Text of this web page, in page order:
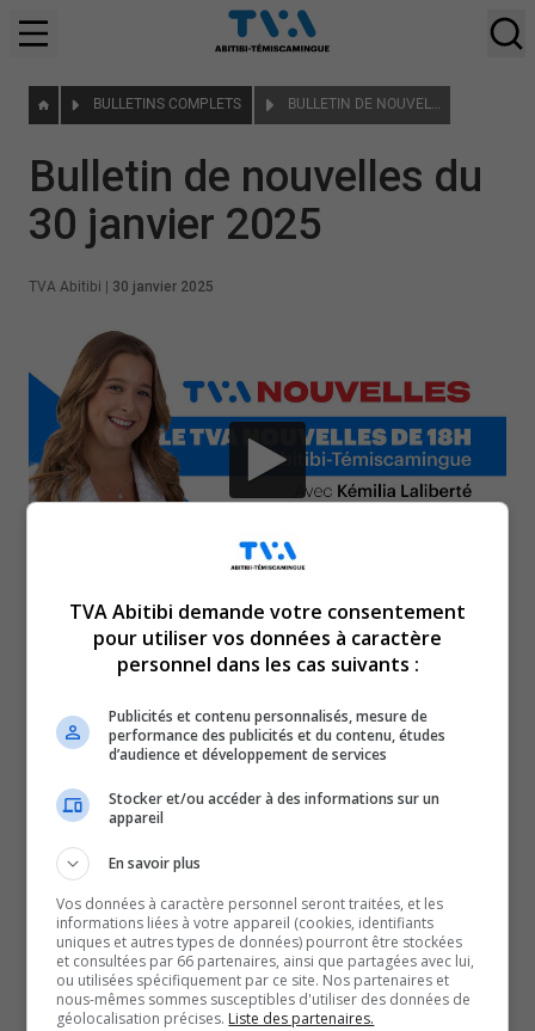
BULLETINS COMPLETS BULLETIN DE NOUVELLES DU 30 JANVIER 2025
Bulletin de nouvelles du
30 janvier 2025
TVA Abitibi 30 janvier 2025
Voici l’actualité de l’Abitibi-Témiscamingue.
Le TVA 12 h 13 et le TVA 17 h 58 sont des rendez-vous
incontournables pour connaître tout de l’actualité
régionale. Avec un bulletin de 12 minutes sur l’heure du
pour faire un tour d’horizon complet de ce qui a marqué
QUESTION DU JOUR
Commentaires
TVA Abitibi demande votre consentement
pour utiliser vos données à caractère
personnel dans les cas suivants :
Publicités et contenu personnalisés, mesure de
performance des publicités et du contenu, études
d’audience et développement de services
Stocker et/ou accéder à des informations sur un
appareil
En savoir plus
Vos données à caractère personnel seront traitées, et les
informations liées à votre appareil (cookies, identifiants
uniques et autres types de données) pourront être stockées
et consultées par 66 partenaires, ainsi que partagées avec lui,
ou utilisées spécifiquement par ce site. Nos partenaires et
nous-mêmes sommes susceptibles d'utiliser des données de
géolocalisation précises. Liste des partenaires.